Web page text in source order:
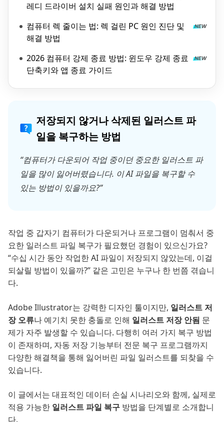
레디 드라이버 설치 실패 원인과 해결 방법
컴퓨터 렉 줄이는 법: 렉 걸린 PC 원인 진단 및
해결 방법
2026 컴퓨터 강제 종료 방법: 윈도우 강제 종료
단축키와 앱 종료 가이드
저장되지 않거나 삭제된 일러스트 파
일을 복구하는 방법
“컴퓨터가 다운되어 작업 중이던 중요한 일러스트 파
일을 많이 잃어버렸습니다. 이 AI 파일을 복구할 수
있는 방법이 있을까요?”
작업 중 갑자기 컴퓨터가 다운되거나 프로그램이 멈춰서 중
요한 일러스트 파일 복구가 필요했던 경험이 있으신가요?
“수십 시간 동안 작업한 AI 파일이 저장되지 않았는데, 이걸
되살릴 방법이 있을까?” 같은 고민은 누구나 한 번쯤 겪습니
다.
Adobe Illustrator는 강력한 디자인 툴이지만, 일러스트 저
장 오류나 예기치 못한 충돌로 인해 일러스트 저장 안됨 문
제가 자주 발생할 수 있습니다. 다행히 여러 가지 복구 방법
이 존재하며, 자동 저장 기능부터 전문 복구 프로그램까지
다양한 해결책을 통해 잃어버린 파일 일러스트를 되찾을 수
있습니다.
이 글에서는 대표적인 데이터 손실 시나리오와 함께, 실제로
적용 가능한 일러스트 파일 복구 방법을 단계별로 소개합니
다.